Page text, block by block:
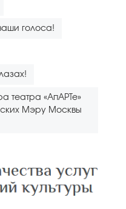
голоса!
театра «АпАРТе»
Мэру Москвы